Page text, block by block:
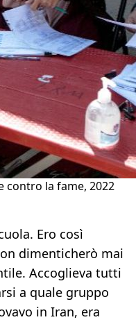
contro la fame, 2022
Ero così
dimenticherò mai
Accoglieva tutti
a quale gruppo
in Iran, era